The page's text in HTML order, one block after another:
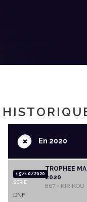
+En 2020
15/10/2020
SERIE
TROPHEE
2020
867 - KIRIKOU
DNF